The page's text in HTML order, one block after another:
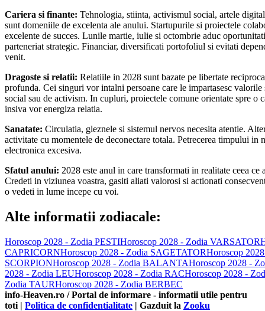
Cariera si finante: Tehnologia, stiinta, activismul social, artele
sunt domeniile de excelenta ale anului. Startupurile si proiectele
excelente de succes. Lunile martie, iulie si octombrie aduc
parteneriat strategic. Financiar, diversificati portofoliul si evitati
venit.
Dragoste si relatii: Relatiile in 2028 sunt bazate pe libertate
profunda. Cei singuri vor intalni persoane care le impartasesc
social sau de activism. In cupluri, proiectele comune orientate spre o
insiva vor energiza relatia.
Sanatate: Circulatia, gleznele si sistemul nervos necesita atentie.
activitate cu momentele de deconectare totala. Petrecerea timpului in
electronica excesiva.
Sfatul anului: 2028 este anul in care transformati in realitate ceea
Credeti in viziunea voastra, gasiti aliati valorosi si actionati
o vedeti in lume incepe cu voi.
Alte informatii zodiacale:
Horoscop 2028 - Zodia PESTIHoroscop 2028 - Zodia VARSATOR
CAPRICORNHoroscop 2028 - Zodia SAGETATORHoroscop
SCORPIONHoroscop 2028 - Zodia BALANTAHoroscop 2028 -
2028 - Zodia LEUHoroscop 2028 - Zodia RACHoroscop 2028 -
Zodia TAURHoroscop 2028 - Zodia BERBEC
info-Heaven.ro / Portal de informare - informatii utile pentru
toti | Politica de confidentialitate | Gazduit la Zooku